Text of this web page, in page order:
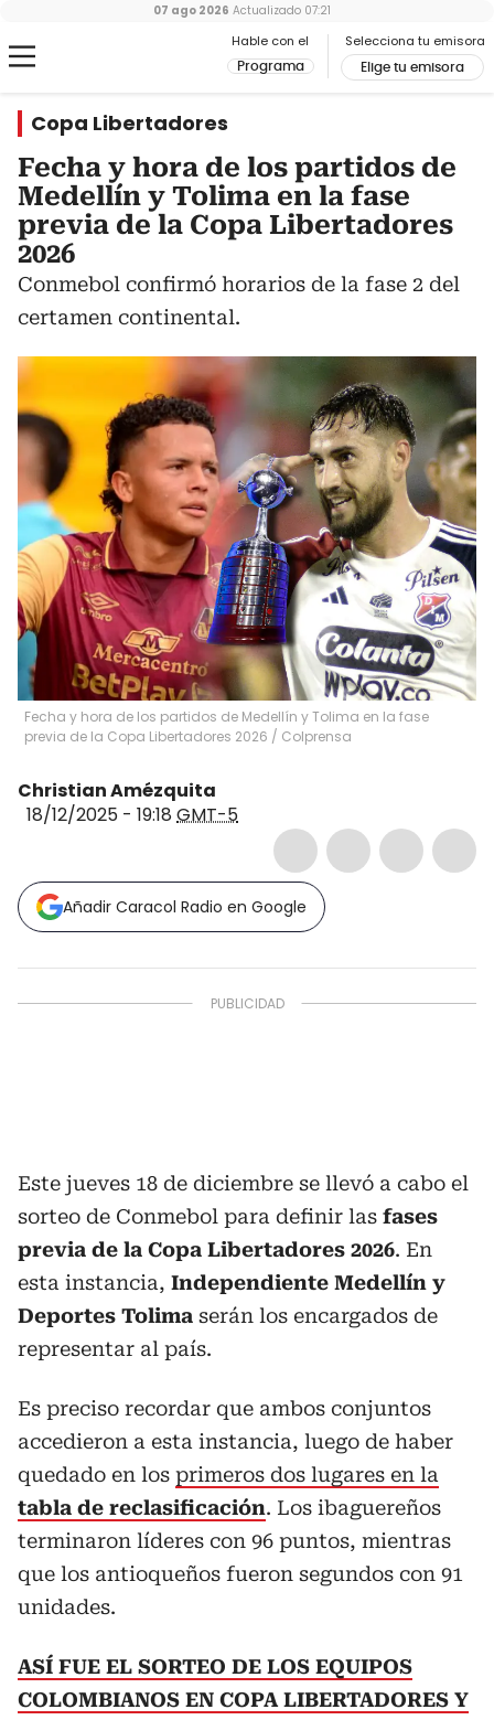
Hable con el
Programa
Selecciona tu emisora
Elige tu emisora
07 ago 2026 Actualizado 07:21
Copa Libertadores
Fecha y hora de los partidos de
Medellín y Tolima en la fase
previa de la Copa Libertadores
2026
Conmebol confirmó horarios de la fase 2 del
certamen continental.
Fecha y hora de los partidos de Medellín y Tolima en la fase
previa de la Copa Libertadores 2026 / Colprensa
Christian Amézquita
18/12/2025 - 19:18 GMT-5
Añadir Caracol Radio en Google
Este jueves 18 de diciembre se llevó a cabo el
sorteo de Conmebol para definir las fases
previa de la Copa Libertadores 2026. En
esta instancia, Independiente Medellín y
Deportes Tolima serán los encargados de
representar al país.
Es preciso recordar que ambos conjuntos
accedieron a esta instancia, luego de haber
quedado en los primeros dos lugares en la
tabla de reclasificación. Los ibaguereños
terminaron líderes con 96 puntos, mientras
que los antioqueños fueron segundos con 91
unidades.
ASÍ FUE EL SORTEO DE LOS EQUIPOS
COLOMBIANOS EN COPA LIBERTADORES Y